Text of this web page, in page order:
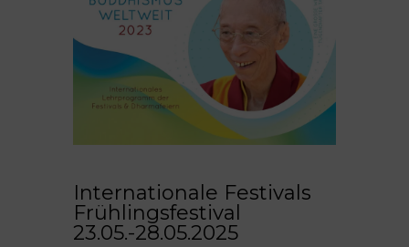
Internationale Festivals
Frühlingsfestival
23.05.-28.05.2025